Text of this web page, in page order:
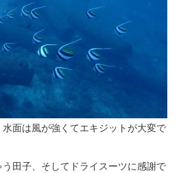
面は風が強くてエキジットが大変で
田子、そしてドライスーツに感謝で